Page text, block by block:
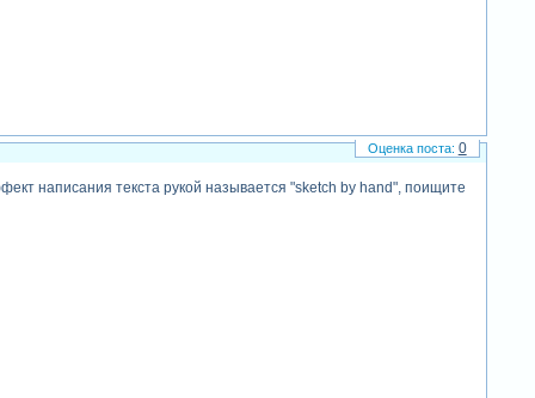
написания текста рукой называется "sketch by hand", поищите
0